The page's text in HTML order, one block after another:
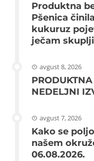
Produktna
Pšenica
kukuruz
ječam skuplji
avgust 8, 2026
NEDELJNI
avgust 7, 2026
Kako se
našem
06.08.2026.